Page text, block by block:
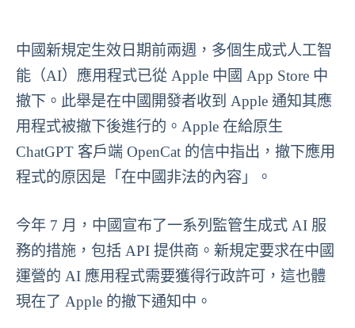
中國新規定生效日期前兩週，多個生成式人工智
能（AI）應用程式已從 Apple 中國 App Store 中
撤下。此舉是在中國開發者收到 Apple 通知其應
用程式被撤下後進行的。Apple 在給原生
ChatGPT 客戶端 OpenCat 的信中指出，撤下應用
程式的原因是「在中國非法的內容」。
今年 7 月，中國宣布了一系列監管生成式 AI 服
務的措施，包括 API 提供商。新規定要求在中國
運營的 AI 應用程式需要獲得行政許可，這也體
現在了 Apple 的撤下通知中。